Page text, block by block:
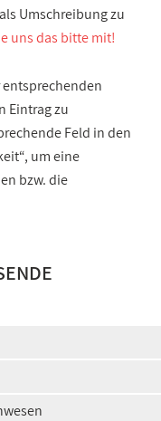
Umschreibung zu
uns das bitte mit!
entsprechenden
Eintrag zu
Feld in den
um eine
bzw. die